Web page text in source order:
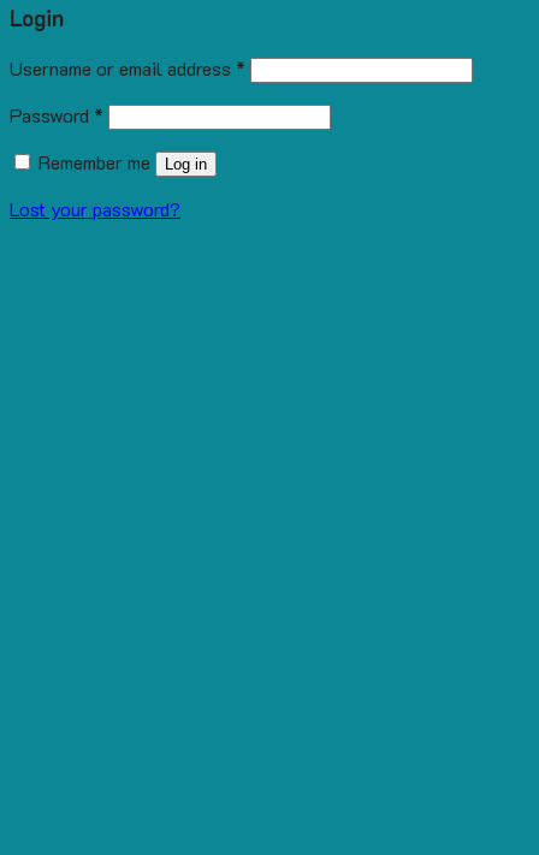
Login
Username or email address *
Password *
Remember me
Log in
Lost your password?